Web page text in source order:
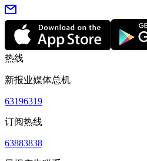
热线
新报业媒体总机
63196319
订阅热线
63883838